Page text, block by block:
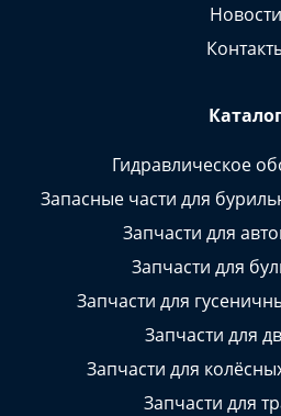
Новости
Гидравлическое
Запасные части для
Запчасти для
Запчасти для
Запчасти для
Запчасти для
Запчасти для
Запчасти для